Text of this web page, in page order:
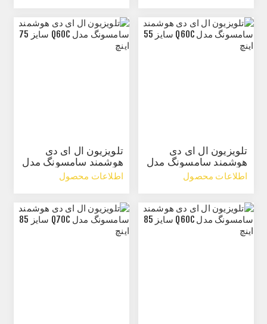
تلویزیون ال ای دی
هوشمند سامسونگ مدل
Q60C سایز 55 اینچ
اطلاعات محصول
تلویزیون ال ای دی
هوشمند سامسونگ مدل
Q60C سایز 75 اینچ
اطلاعات محصول